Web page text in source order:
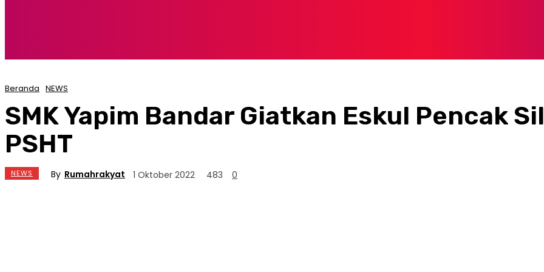
Beranda NEWS
SMK Yapim Bandar Giatkan Eskul Pencak
PSHT
NEWS By Rumahrakyat 1 Oktober 2022 483 0